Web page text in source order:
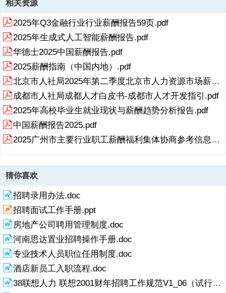
招聘录用办法.doc
招聘面试工作手册.ppt
房地产公司聘用管理制度.doc
河南思达置业招聘操作手册.doc
专业技术人员职位任用制度.doc
酒店新员工入职流程.doc
38联想人力 联想2001财年招聘工作规范V1_06（试行）.doc
某大型知名零售企业招聘与录用管理制度.doc
242 华为国内驻外机构司机招聘调配管理办法（暂行）.doc
相关搜索
新研报 xinyanbao.cn
xinyanbao.cn】 2025
未来 人才 趋势 新研报
当前位置： 首页 > 调研报告 >